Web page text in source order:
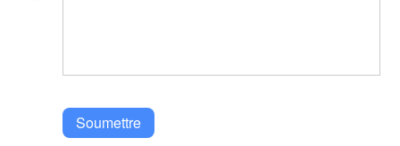
Soumettre